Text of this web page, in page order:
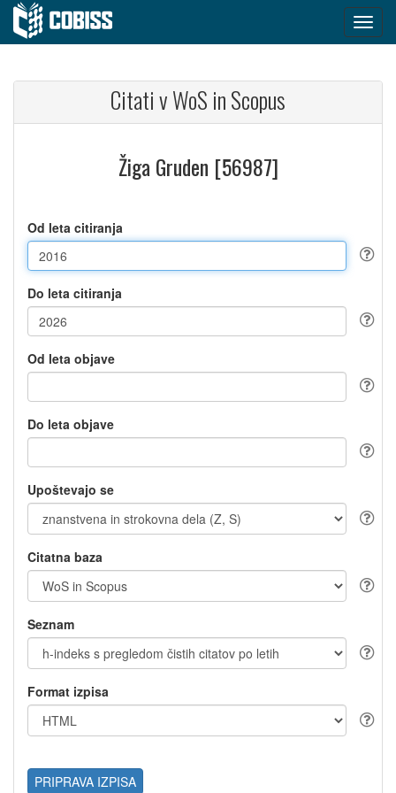
Citati v WoS in Scopus
Žiga Gruden [56987]
Od leta citiranja
Do leta citiranja
Od leta objave
Do leta objave
Upoštevajo se
Citatna baza
Seznam
Format izpisa
PRIPRAVA IZPISA